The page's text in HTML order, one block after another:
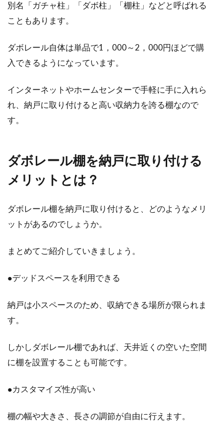
窓の転落事故を防ぎたい！子どもの
暖かく過ごしやすい季節になってくると、爽や
かな風を取り入れるために窓を開ける機会も多
くなりますよ...
アパートへの引っ越しを検討しているカップル
や夫婦は、どのような間取りにするかもうお決
まりですか。...
窓を素敵に飾りたい！簡単に手作り
ど、部屋を飾り付けすることがありますよね。
内にもたらす効果とは？
も多いのではないでしょうか。そんな暑さ対策
別名「ガチャ柱」「ダボ柱」「棚柱」などと呼ばれる
こともあります。
ダボレール自体は単品で1，000～2，000円ほどで購
入できるようになっています。
インターネットやホームセンターで手軽に手に入れら
れ、納戸に取り付けると高い収納力を誇る棚なので
す。
ダボレール棚を納戸に取り付ける
メリットとは？
ダボレール棚を納戸に取り付けると、どのようなメリ
ットがあるのでしょうか。
まとめてご紹介していきましょう。
●デッドスペースを利用できる
納戸は小スペースのため、収納できる場所が限られま
す。
しかしダボレール棚であれば、天井近くの空いた空間
に棚を設置することも可能です。
●カスタマイズ性が高い
棚の幅や大きさ、長さの調節が自由に行えます。